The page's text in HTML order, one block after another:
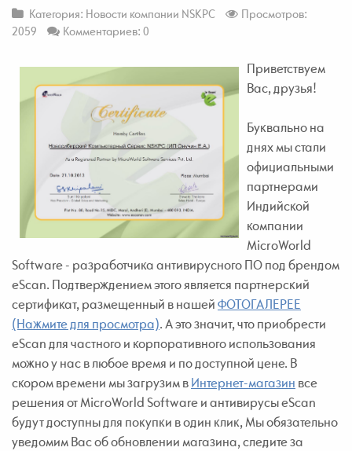
Категория: Новости компании NSKPC
Просмотров:
2059
Комментариев: 0
Приветствуем
Вас, друзья!
Буквально на
днях мы стали
официальными
партнерами
Индийской
компании
MicroWorld
Software - разработчика антивирусного ПО под брендом
eScan. Подтверждением этого является партнерский
сертификат, размещенный в нашейФОТОГАЛЕРЕЕ
(Нажмите для просмотра). А это значит, что приобрести
eScan для частного и корпоративного использования
можно у нас в любое время и по доступной цене. В
скором времени мы загрузим вИнтернет-магазин все
решения от MicroWorld Software и антивирусы eScan
будут доступны для покупки в один клик, Мы обязательно
уведомим Вас об обновлении магазина, следите за